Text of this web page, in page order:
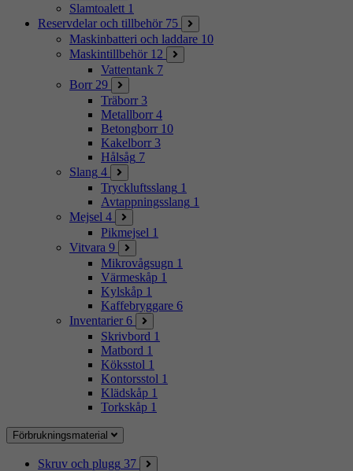
Slamtoalett 1
Reservdelar och tillbehör 75
Maskinbatteri och laddare 10
Maskintillbehör 12
Vattentank 7
Borr 29
Träborr 3
Metallborr 4
Betongborr 10
Kakelborr 3
Hålsåg 7
Slang 4
Tryckluftsslang 1
Avtappningsslang 1
Mejsel 4
Pikmejsel 1
Vitvara 9
Mikrovågsugn 1
Värmeskåp 1
Kylskåp 1
Kaffebryggare 6
Inventarier 6
Skrivbord 1
Matbord 1
Köksstol 1
Kontorsstol 1
Klädskåp 1
Torkskåp 1
Förbrukningsmaterial
Skruv och plugg 37